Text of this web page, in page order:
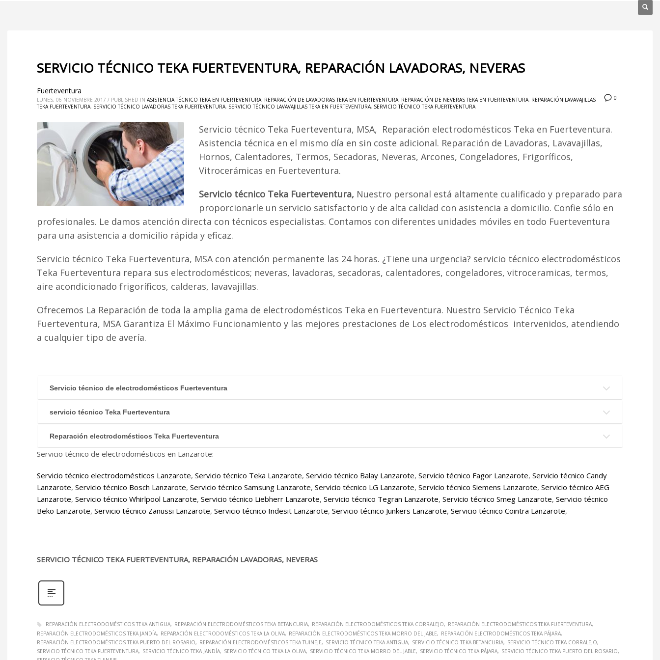
SERVICIO TÉCNICO TEKA FUERTEVENTURA, REPARACIÓN LAVADORAS, NEVERAS
0
Fuerteventura
LUNES, 06 NOVIEMBRE 2017 / PUBLISHED IN ASISTENCIA TÉCNICO TEKA EN FUERTEVENTURA, REPARACIÓN DE LAVADORAS TEKA EN FUERTEVENTURA, REPARACIÓN DE NEVERAS TEKA EN FUERTEVENTURA, REPARACIÓN LAVAVAJILLAS
TEKA FUERTEVENTURA, SERVICIO TÉCNICO LAVADORAS TEKA FUERTEVENTURA, SERVICIO TÉCNICO LAVAVAJILLAS TEKA EN FUERTEVENTURA, SERVICIO TÉCNICO TEKA FUERTEVENTURA
Servicio técnico Teka Fuerteventura, MSA, Reparación electrodomésticos Teka en Fuerteventura.
Asistencia técnica en el mismo día en sin coste adicional. Reparación de Lavadoras, Lavavajillas,
Hornos, Calentadores, Termos, Secadoras, Neveras, Arcones, Congeladores, Frigoríficos,
Vitrocerámicas en Fuerteventura.
Servicio técnico Teka Fuerteventura, Nuestro personal está altamente cualificado y preparado para
proporcionarle un servicio satisfactorio y de alta calidad con asistencia a domicilio. Confie sólo en
profesionales. Le damos atención directa con técnicos especialistas. Contamos con diferentes unidades móviles en todo Fuerteventura
para una asistencia a domicilio rápida y eficaz.
Servicio técnico Teka Fuerteventura, MSA con atención permanente las 24 horas. ¿Tiene una urgencia? servicio técnico electrodomésticos
Teka Fuerteventura repara sus electrodomésticos; neveras, lavadoras, secadoras, calentadores, congeladores, vitroceramicas, termos,
aire acondicionado frigoríficos, calderas, lavavajillas.
Ofrecemos La Reparación de toda la amplia gama de electrodomésticos Teka en Fuerteventura. Nuestro Servicio Técnico Teka
Fuerteventura, MSA Garantiza El Máximo Funcionamiento y las mejores prestaciones de Los electrodomésticos intervenidos, atendiendo
a cualquier tipo de avería.
Servicio técnico de electrodomésticos Fuerteventura
servicio técnico Teka Fuerteventura
Reparación electrodomésticos Teka Fuerteventura
Servicio técnico de electrodomésticos en Lanzarote:
Servicio técnico electrodomésticos Lanzarote, Servicio técnico Teka Lanzarote, Servicio técnico Balay Lanzarote, Servicio técnico Fagor Lanzarote, Servicio técnico Candy
Lanzarote, Servicio técnico Bosch Lanzarote, Servicio técnico Samsung Lanzarote, Servicio técnico LG Lanzarote, Servicio técnico Siemens Lanzarote, Servicio técnico AEG
Lanzarote, Servicio técnico Whirlpool Lanzarote, Servicio técnico Liebherr Lanzarote, Servicio técnico Tegran Lanzarote, Servicio técnico Smeg Lanzarote, Servicio técnico
Beko Lanzarote, Servicio técnico Zanussi Lanzarote, Servicio técnico Indesit Lanzarote, Servicio técnico Junkers Lanzarote, Servicio técnico Cointra Lanzarote,
SERVICIO TÉCNICO TEKA FUERTEVENTURA, REPARACIÓN LAVADORAS, NEVERAS
REPARACIÓN ELECTRODOMÉSTICOS TEKA ANTIGUA REPARACIÓN ELECTRODOMÉSTICOS TEKA BETANCURIA REPARACIÓN ELECTRODOMÉSTICOS TEKA CORRALEJO
REPARACIÓN ELECTRODOMÉSTICOS TEKA FUERTEVENTURA
REPARACIÓN ELECTRODOMÉSTICOS TEKA JANDÍA
REPARACIÓN ELECTRODOMÉSTICOS TEKA LA OLIVA REPARACIÓN ELECTRODOMÉSTICOS TEKA MORRO DEL JABLE
REPARACIÓN ELECTRODOMÉSTICOS TEKA PÁJARA
REPARACIÓN ELECTRODOMÉSTICOS TEKA PUERTO DEL ROSARIO
REPARACIÓN ELECTRODOMÉSTICOS TEKA TUINEJE SERVICIO TÉCNICO TEKA ANTIGUA SERVICIO TÉCNICO TEKA BETANCURIA
SERVICIO TÉCNICO TEKA CORRALEJO
SERVICIO TÉCNICO TEKA FUERTEVENTURA
SERVICIO TÉCNICO TEKA JANDÍA SERVICIO TÉCNICO TEKA LA OLIVA SERVICIO TÉCNICO TEKA MORRO DEL JABLE SERVICIO TÉCNICO TEKA PÁJARA
SERVICIO TÉCNICO TEKA PUERTO DEL ROSARIO